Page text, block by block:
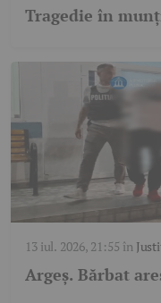
Tragedie în
13 iul. 2026, 21:55 în
Argeș. Bărbat